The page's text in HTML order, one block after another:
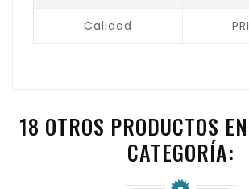
Calidad
18 OTROS PRODUCTOS
CATEGORÍA: